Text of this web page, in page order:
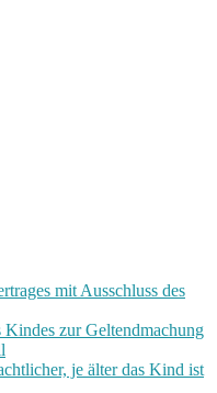
mit Ausschluss des
zur Geltendmachung
je älter das Kind ist